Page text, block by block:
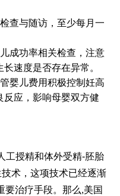
查与随访，至少每月一
成功率相关检查，注意
长速度是否存在异常。
婴儿费用积极控制妊高
反应，影响母婴双方健
工授精和体外受精-胚胎
术，这项技术已经逐渐
要治疗手段。那么,美国